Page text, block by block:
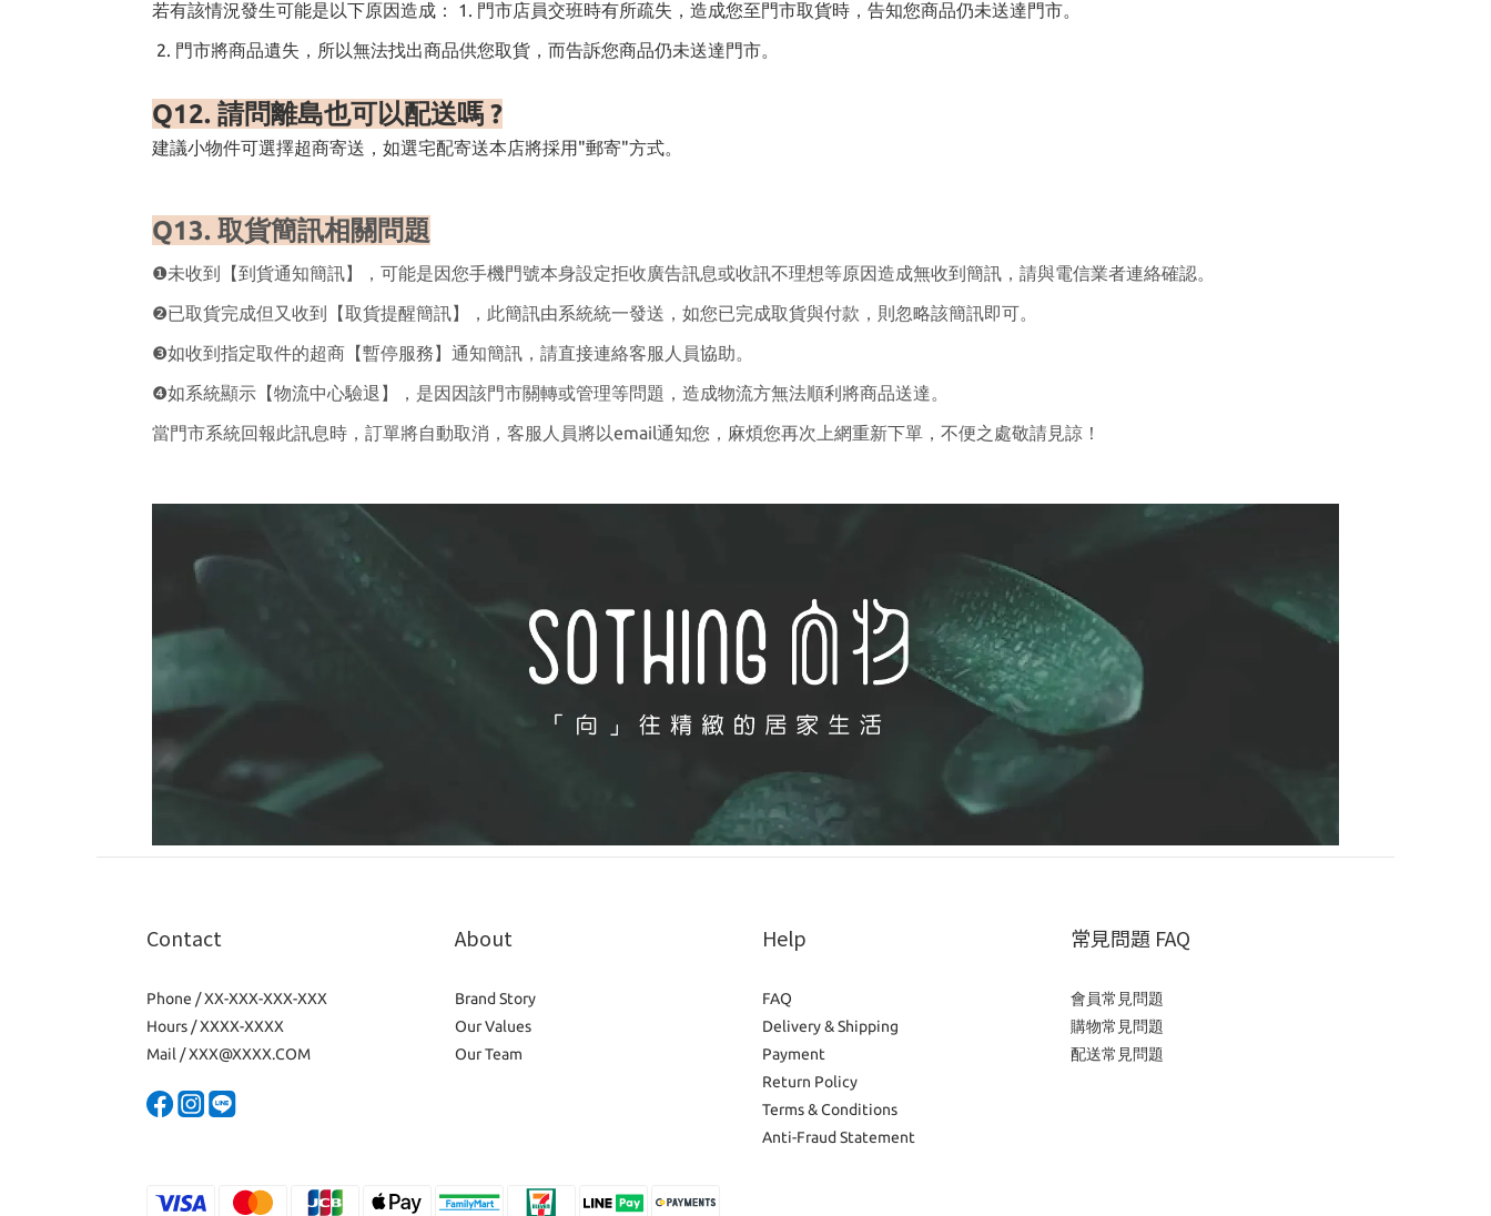
若有該情況發生可能是以下原因造成： 1. 門市店員交班時有所疏失，造成您至門市取貨時，告知您商品仍未送達門市。
2. 門市將商品遺失，所以無法找出商品供您取貨，而告訴您商品仍未送達門市。
Q12. 請問離島也可以配送嗎 ?
建議小物件可選擇超商寄送，如選宅配寄送本店將採用"郵寄"方式。
Q13. 取貨簡訊相關問題
❶未收到【到貨通知簡訊】，可能是因您手機門號本身設定拒收廣告訊息或收訊不理想等原因造成無收到簡訊，請與電信業者連絡確認。
❷已取貨完成但又收到【取貨提醒簡訊】，此簡訊由系統統一發送，如您已完成取貨與付款，則忽略該簡訊即可。
❸如收到指定取件的超商【暫停服務】通知簡訊，請直接連絡客服人員協助。
❹如系統顯示【物流中心驗退】，是因因該門市關轉或管理等問題，造成物流方無法順利將商品送達。
當門市系統回報此訊息時，訂單將自動取消，客服人員將以email通知您，麻煩您再次上網重新下單，不便之處敬請見諒！
Contact
Phone / XX-XXX-XXX-XXX
Hours / XXXX-XXXX
Mail / XXX@XXXX.COM
About
Brand Story
Our Values
Our Team
Help
FAQ
Delivery & Shipping
Payment
Return Policy
Terms & Conditions
Anti-Fraud Statement
常見問題 FAQ
會員常見問題
購物常見問題
配送常見問題